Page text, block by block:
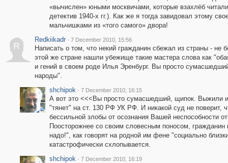
«вычислен» юными москвичами, которые взахлёб
детектив 1940-х гг.). Как же я тогда завидовал этому
мальчишками из «того самого» двора!
R
Redkiikadr · 7 December 2010, 15:56
Написать о том, что некий гражданин сбежал из страны - не
этой же стране нашли убежище такие мастера слова как
и гений в своем роде Илья Эренбург. Вы просто
народы".
shchipok · 7 December 2010, 16:15
А вот это <<<Вы просто сумасшедший, щипок. Выжили
"тянет" на ст. 130 РФ УК РФ. И никакой суд не поверит,
бессильной злобы от осознания Вашей неспособности
Поосторожнее со своим словесным поносом, гражданин
надо!", как говорят на родной им фене "социально
катастрофически схлопывается.
shchipok · 7 December 2010, 16:19